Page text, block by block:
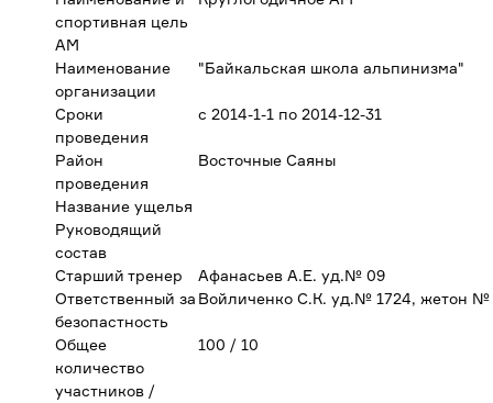
спортивная цель
АМ
Наименование
организации
"Байкальская школа альпинизма"
Сроки
проведения
с 2014-1-1 по 2014-12-31
Район
проведения
Восточные Саяны
Название ущелья
Руководящий
состав
Старший тренер
Афанасьев А.Е. уд.№ 09
Ответственный за
безопастность
Войличенко С.К. уд.№ 1724, жетон №
Общее
количество
участников /
100 / 10